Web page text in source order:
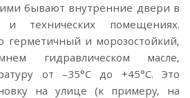
бывают внутренние двери в
и технических помещениях.
герметичный и морозостойкий,
гидравлическом масле,
от –35°С до +45°С. Это
на улице (к примеру, на